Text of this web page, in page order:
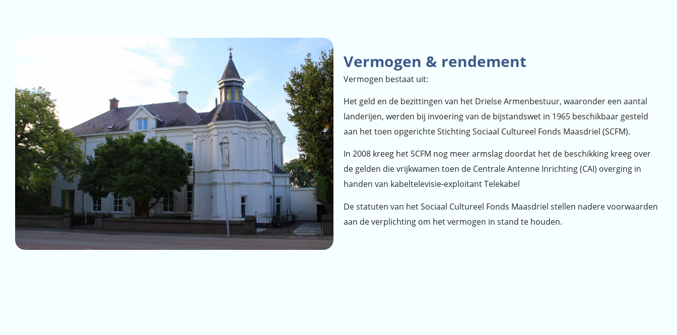
Vermogen & rendement
Vermogen bestaat uit:
Het geld en de bezittingen van het Drielse Armenbestuur, waaronder een aantal
landerijen, werden bij invoering van de bijstandswet in 1965 beschikbaar gesteld
aan het toen opgerichte Stichting Sociaal Cultureel Fonds Maasdriel (SCFM).
In 2008 kreeg het SCFM nog meer armslag doordat het de beschikking kreeg over
de gelden die vrijkwamen toen de Centrale Antenne Inrichting (CAI) overging in
handen van kabeltelevisie-exploitant Telekabel
De statuten van het Sociaal Cultureel Fonds Maasdriel stellen nadere voorwaarden
aan de verplichting om het vermogen in stand te houden.